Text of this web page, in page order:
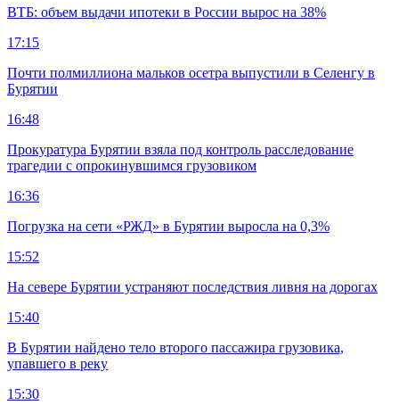
ВТБ: объем выдачи ипотеки в России вырос на 38%
17:15
Почти полмиллиона мальков осетра выпустили в Селенгу в
Бурятии
16:48
Прокуратура Бурятии взяла под контроль расследование
трагедии с опрокинувшимся грузовиком
16:36
Погрузка на сети «РЖД» в Бурятии выросла на 0,3%
15:52
На севере Бурятии устраняют последствия ливня на дорогах
15:40
В Бурятии найдено тело второго пассажира грузовика,
упавшего в реку
15:30